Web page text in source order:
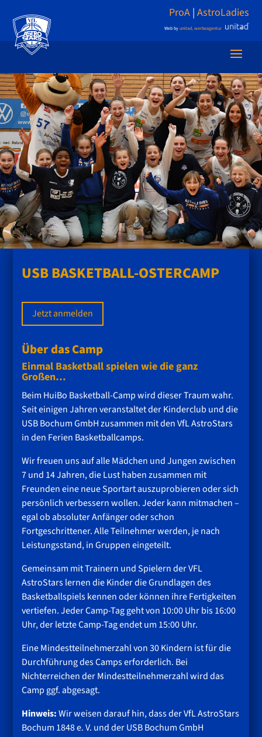
ProA| AstroLadies
Web byunitad, werbeagentur
USB BASKETBALL-OSTERCAMP
Jetzt anmelden
Über das Camp
Einmal Basketball spielen wie die ganz
Großen…
Beim HuiBo Basketball-Camp wird dieser Traum wahr.
Seit einigen Jahren veranstaltet der Kinderclub und die
USB Bochum GmbH zusammen mit den VfL AstroStars
in den Ferien Basketballcamps.
Wir freuen uns auf alle Mädchen und Jungen zwischen
7 und 14 Jahren, die Lust haben zusammen mit
Freunden eine neue Sportart auszuprobieren oder sich
persönlich verbessern wollen. Jeder kann mitmachen –
egal ob absoluter Anfänger oder schon
Fortgeschrittener. Alle Teilnehmer werden, je nach
Leistungsstand, in Gruppen eingeteilt.
Gemeinsam mit Trainern und Spielern der VFL
AstroStars lernen die Kinder die Grundlagen des
Basketballspiels kennen oder können ihre Fertigkeiten
vertiefen. Jeder Camp-Tag geht von 10:00 Uhr bis 16:00
Uhr, der letzte Camp-Tag endet um 15:00 Uhr.
Eine Mindestteilnehmerzahl von 30 Kindern ist für die
Durchführung des Camps erforderlich. Bei
Nichterreichen der Mindestteilnehmerzahl wird das
Camp ggf. abgesagt.
Hinweis:Wir weisen darauf hin, dass der VfL AstroStars
Bochum 1848 e. V. und der USB Bochum GmbH